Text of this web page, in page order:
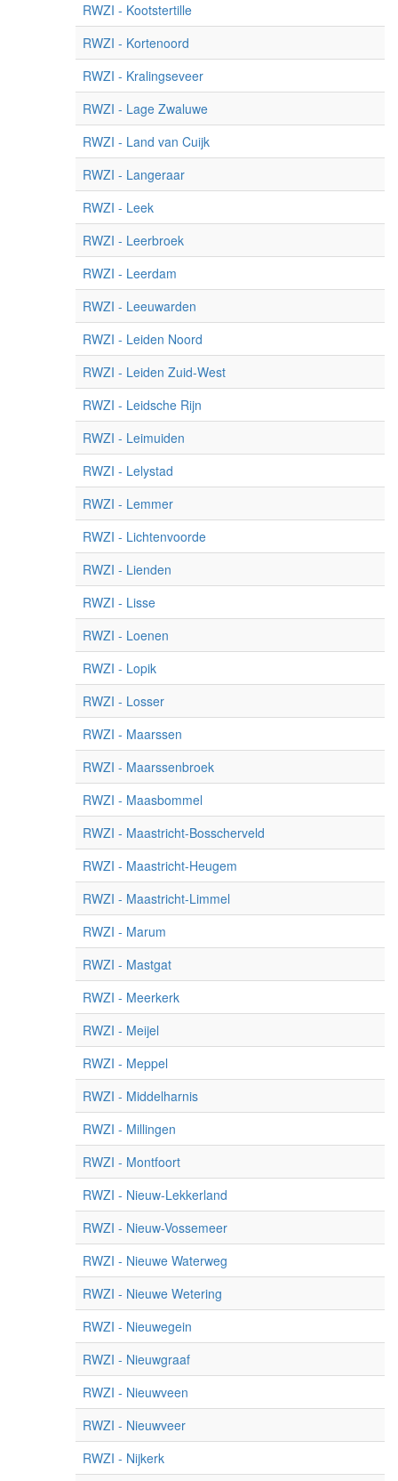
RWZI - Kootstertille
RWZI - Kortenoord
RWZI - Kralingseveer
RWZI - Lage Zwaluwe
RWZI - Land van Cuijk
RWZI - Langeraar
RWZI - Leek
RWZI - Leerbroek
RWZI - Leerdam
RWZI - Leeuwarden
RWZI - Leiden Noord
RWZI - Leiden Zuid-West
RWZI - Leidsche Rijn
RWZI - Leimuiden
RWZI - Lelystad
RWZI - Lemmer
RWZI - Lichtenvoorde
RWZI - Lienden
RWZI - Lisse
RWZI - Loenen
RWZI - Lopik
RWZI - Losser
RWZI - Maarssen
RWZI - Maarssenbroek
RWZI - Maasbommel
RWZI - Maastricht-Bosscherveld
RWZI - Maastricht-Heugem
RWZI - Maastricht-Limmel
RWZI - Marum
RWZI - Mastgat
RWZI - Meerkerk
RWZI - Meijel
RWZI - Meppel
RWZI - Middelharnis
RWZI - Millingen
RWZI - Montfoort
RWZI - Nieuw-Lekkerland
RWZI - Nieuw-Vossemeer
RWZI - Nieuwe Waterweg
RWZI - Nieuwe Wetering
RWZI - Nieuwegein
RWZI - Nieuwgraaf
RWZI - Nieuwveen
RWZI - Nieuwveer
RWZI - Nijkerk